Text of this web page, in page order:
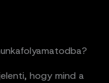
hogy mind a